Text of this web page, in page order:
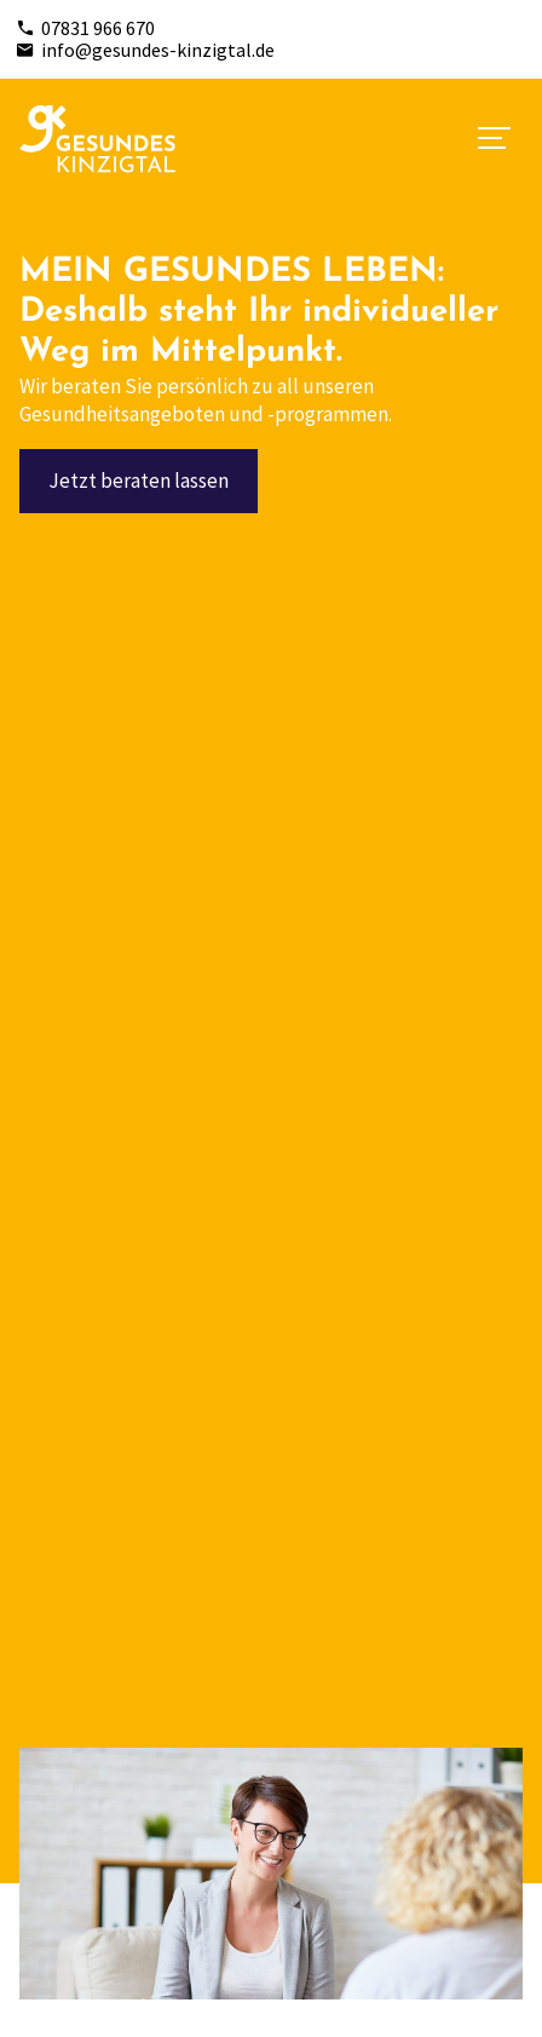
07831 966 670
info@gesundes-kinzigtal.de
MEIN GESUNDES LEBEN:
Deshalb steht Ihr individueller
Weg im Mittelpunkt.
Wir beraten Sie persönlich zu all unseren
Gesundheitsangeboten und -programmen.
Jetzt beraten lassen